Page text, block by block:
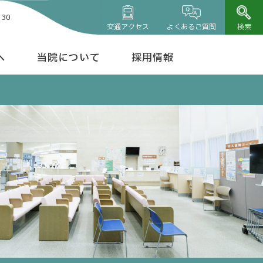
交通アクセス よくあるご質問 検索
当院について 採用情報